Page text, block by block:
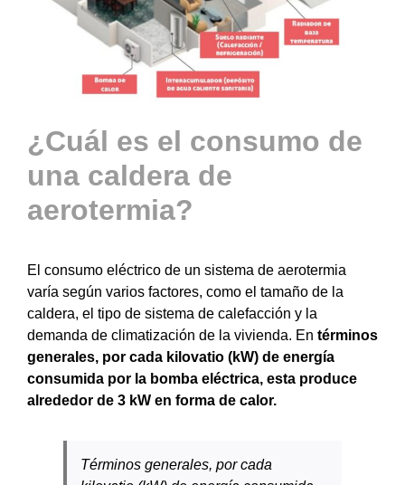
¿Cuál es el consumo de
una caldera de
aerotermia?
El consumo eléctrico de un sistema de aerotermia
varía según varios factores, como el tamaño de la
caldera, el tipo de sistema de calefacción y la
demanda de climatización de la vivienda. En términos
generales, por cada kilovatio (kW) de energía
consumida por la bomba eléctrica, esta produce
alrededor de 3 kW en forma de calor.
Términos generales, por cada